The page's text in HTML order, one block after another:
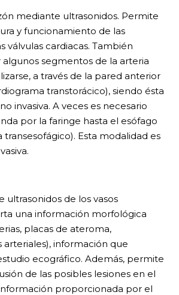
mediante ultrasonidos. Permite
y funcionamiento de las
válvulas cardiacas. También
segmentos de la arteria
a través de la pared anterior
transtorácico), siendo ésta
invasiva. A veces es necesario
por la faringe hasta el esófago
Esta modalidad es
ultrasonidos de los vasos
una información morfológica
placas de ateroma,
información que
ecográfico. Además, permite
de las posibles lesiones en el
proporcionada por el